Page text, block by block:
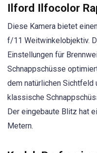
Ilford Ilfocolor
Diese Kamera bietet
f/11 Weitwinkelobjektiv.
Einstellungen für
Schnappschüsse
dem natürlichen
klassische
Der eingebaute Blitz hat
Metern.